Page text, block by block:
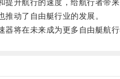
升航行的速度，给航行者带来
动了自由艇行业的发展。
将在未来成为更多自由艇航行